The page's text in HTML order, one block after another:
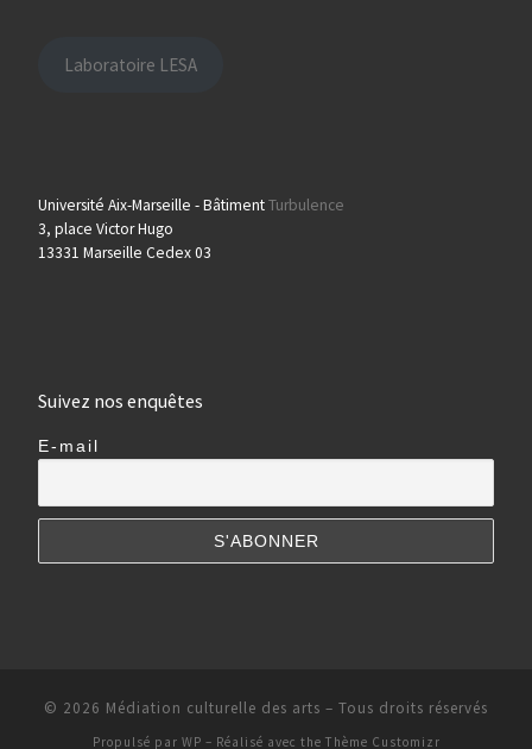
Laboratoire LESA
Université Aix-Marseille - BâtimentTurbulence
3, place Victor Hugo
13331 Marseille Cedex 03
Suivez nos enquêtes
E-mail
© 2026 Médiation culturelle des arts – Tous droits réservés
Propulsé par WP – Réalisé avec the Thème Customizr